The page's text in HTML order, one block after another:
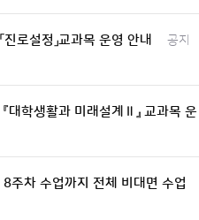
로설정」교과목 운영 안내
공지
대학생활과 미래설계Ⅱ』 교과목 운
주차 수업까지 전체 비대면 수업